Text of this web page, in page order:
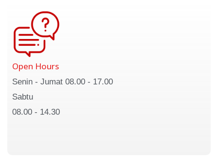
Open Hours
Senin - Jumat 08.00 - 17.00
Sabtu
08.00 - 14.30